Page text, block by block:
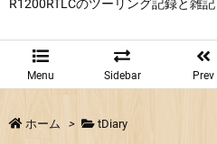
R1200RTLCのツーリング記録と雑記
Menu Sidebar Prev
ホーム > tDiary